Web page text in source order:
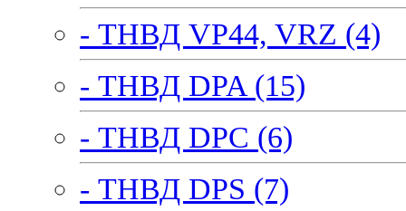
- ТНВД VP44, VRZ (4)
- ТНВД DPA (15)
- ТНВД DPC (6)
- ТНВД DPS (7)